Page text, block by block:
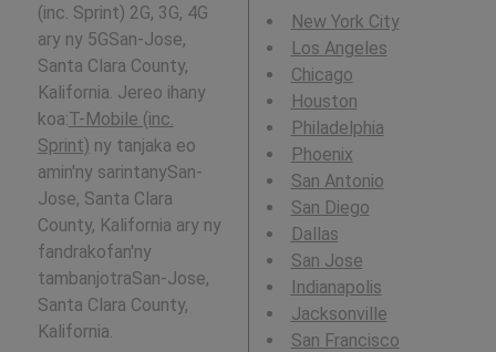
(inc. Sprint) 2G, 3G, 4G
ary ny 5GSan-Jose,
Santa Clara County,
Kalifornia. Jereo ihany
koa:T-Mobile (inc.
Sprint) ny tanjaka eo
amin'ny sarintanySan-
Jose, Santa Clara
County, Kalifornia ary ny
fandrakofan'ny
tambanjotraSan-Jose,
Santa Clara County,
Kalifornia.
New York City
Los Angeles
Chicago
Houston
Philadelphia
Phoenix
San Antonio
San Diego
Dallas
San Jose
Indianapolis
Jacksonville
San Francisco